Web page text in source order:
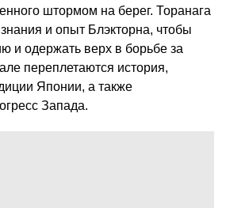
штормом на берег. Торанага
и опыт Блэкторна, чтобы
и одержать верх в борьбе за
переплетаются история,
Японии, а также
Запада.